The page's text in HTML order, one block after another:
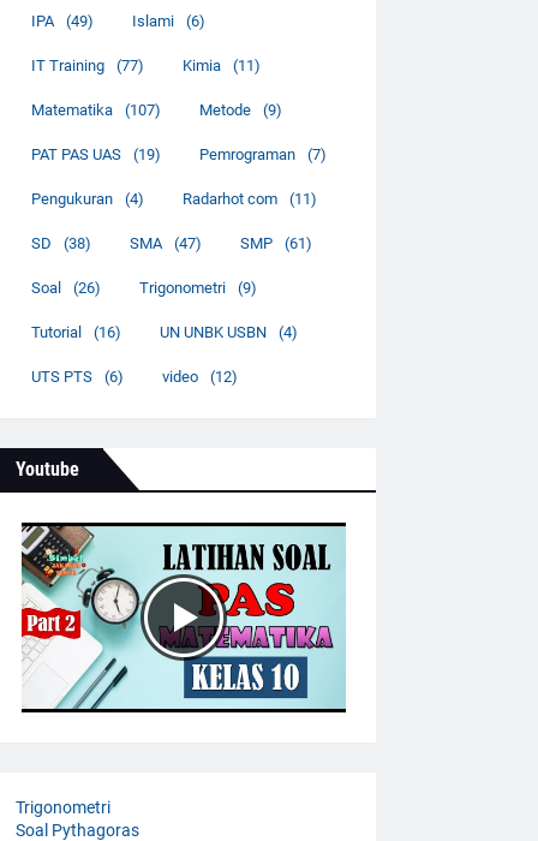
IPA (49) Islami (6)
IT Training (77) Kimia (11)
Matematika (107) Metode (9)
PAT PAS UAS (19) Pemrograman (7)
Pengukuran (4) Radarhot com (11)
SD (38) SMA (47) SMP (61)
Soal (26) Trigonometri (9)
Tutorial (16) UN UNBK USBN (4)
UTS PTS (6) video (12)
Youtube
Trigonometri
Soal Pythagoras